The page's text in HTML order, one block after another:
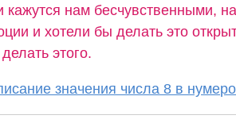
кажутся нам бесчувственными,
и хотели бы делать это
этого.
значения числа 8 в